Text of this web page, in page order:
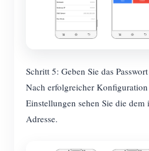
Schritt 5: Geben Sie das
Nach erfolgreicher
Einstellungen sehen Sie die dem
Adresse.